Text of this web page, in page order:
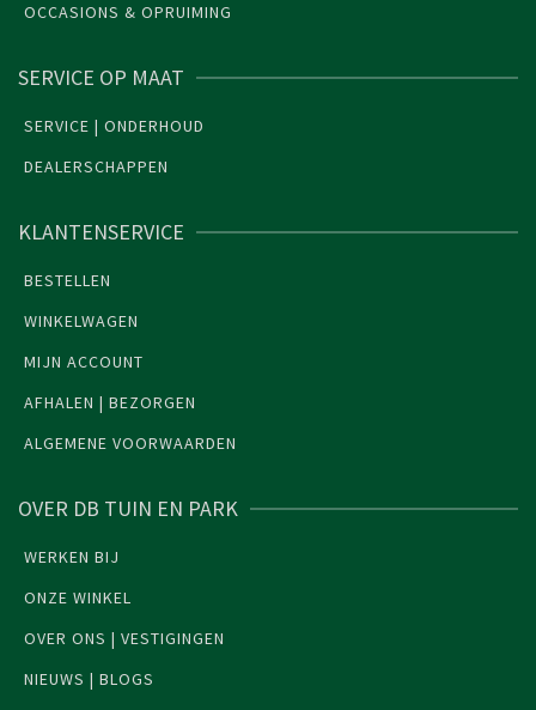
OCCASIONS & OPRUIMING
SERVICE OP MAAT
SERVICE | ONDERHOUD
DEALERSCHAPPEN
KLANTENSERVICE
BESTELLEN
WINKELWAGEN
MIJN ACCOUNT
AFHALEN | BEZORGEN
ALGEMENE VOORWAARDEN
OVER DB TUIN EN PARK
WERKEN BIJ
ONZE WINKEL
OVER ONS | VESTIGINGEN
NIEUWS | BLOGS